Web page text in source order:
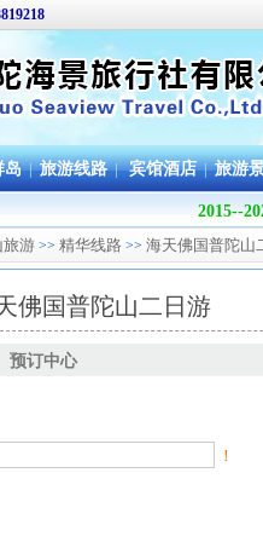
岛 | 旅游线路 | 宾馆酒店 | 旅游
2015--
旅游 >> 精华线路 >> 海天佛国普陀山
佛国普陀山二日游
预订中心
！